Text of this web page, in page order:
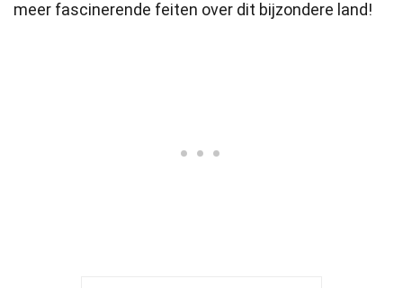
meer fascinerende feiten over dit bijzondere land!